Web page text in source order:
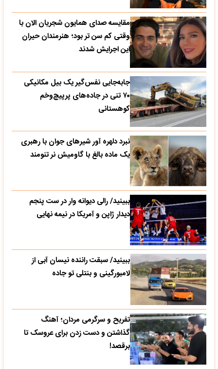
مقایسه صدای همایون شجریان الان با
وقتی کم سن تر بود؛ هنرمندان حیران
این اجرایش شدند
جابه‌جایی نفس‌گیر یک بیل مکانیکی
۷۰ تنی در جاده‌های پرپیچ‌وخم
کوهستانی
نبرد دلهره آور شیرهای جوان با رهبری
یک ماده بالغ با گاومیش نر تنومند
ببینید/ رالی دیوانه وار در ست پنجم
دیدار ژاپن و آمریکا در نیمه نهایی
ببینید/ سبقت راننده نیسان آبی از
لامبورگینی و بنتلی تو جاده
تفریح و سرگرمی مردان؛ آهنگ
گذاشتن و دست زدن برای عروسک تا
برقصد!